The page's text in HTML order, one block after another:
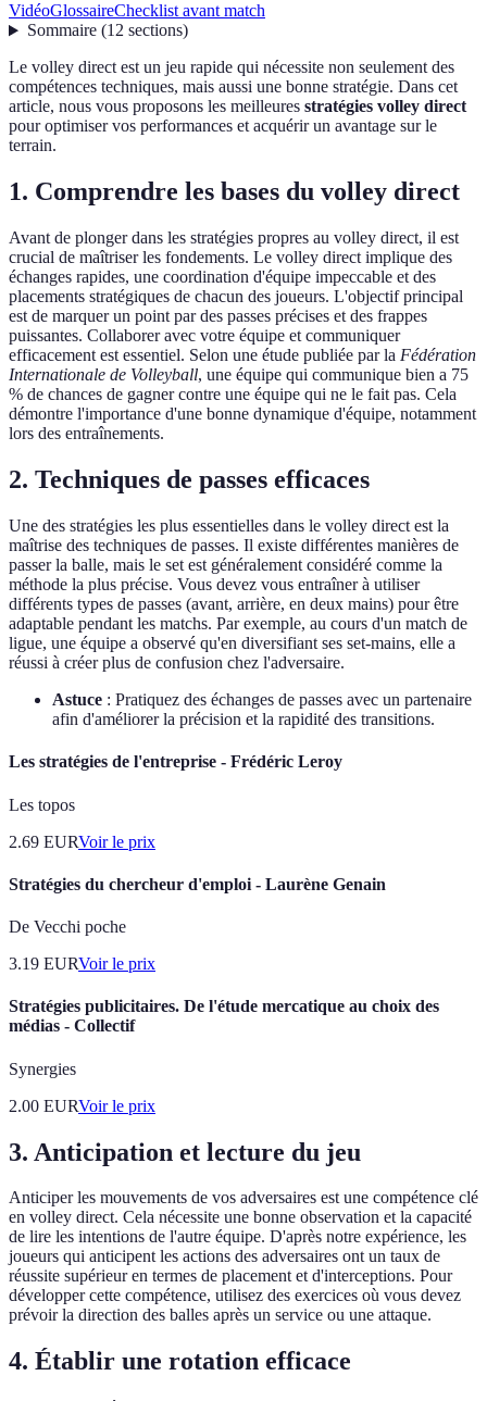
VidéoGlossaireChecklist avant match
Sommaire(12 sections)
Le volley direct est un jeu rapide qui nécessite non seulement des
compétences techniques, mais aussi une bonne stratégie. Dans cet
article, nous vous proposons les meilleures stratégies volley direct
pour optimiser vos performances et acquérir un avantage sur le
terrain.
1. Comprendre les bases du volley direct
Avant de plonger dans les stratégies propres au volley direct, il est
crucial de maîtriser les fondements. Le volley direct implique des
échanges rapides, une coordination d'équipe impeccable et des
placements stratégiques de chacun des joueurs. L'objectif principal
est de marquer un point par des passes précises et des frappes
puissantes. Collaborer avec votre équipe et communiquer
efficacement est essentiel. Selon une étude publiée par la Fédération
Internationale de Volleyball, une équipe qui communique bien a 75
% de chances de gagner contre une équipe qui ne le fait pas. Cela
démontre l'importance d'une bonne dynamique d'équipe, notamment
lors des entraînements.
2. Techniques de passes efficaces
Une des stratégies les plus essentielles dans le volley direct est la
maîtrise des techniques de passes. Il existe différentes manières de
passer la balle, mais le set est généralement considéré comme la
méthode la plus précise. Vous devez vous entraîner à utiliser
différents types de passes (avant, arrière, en deux mains) pour être
adaptable pendant les matchs. Par exemple, au cours d'un match de
ligue, une équipe a observé qu'en diversifiant ses set-mains, elle a
réussi à créer plus de confusion chez l'adversaire.
Astuce : Pratiquez des échanges de passes avec un partenaire
afin d'améliorer la précision et la rapidité des transitions.
Les stratégies de l'entreprise - Frédéric Leroy
Les topos
2.69 EURVoir le prix
Stratégies du chercheur d'emploi - Laurène Genain
De Vecchi poche
3.19 EURVoir le prix
Stratégies publicitaires. De l'étude mercatique au choix des
médias - Collectif
Synergies
2.00 EURVoir le prix
3. Anticipation et lecture du jeu
Anticiper les mouvements de vos adversaires est une compétence clé
en volley direct. Cela nécessite une bonne observation et la capacité
de lire les intentions de l'autre équipe. D'après notre expérience, les
joueurs qui anticipent les actions des adversaires ont un taux de
réussite supérieur en termes de placement et d'interceptions. Pour
développer cette compétence, utilisez des exercices où vous devez
prévoir la direction des balles après un service ou une attaque.
4. Établir une rotation efficace